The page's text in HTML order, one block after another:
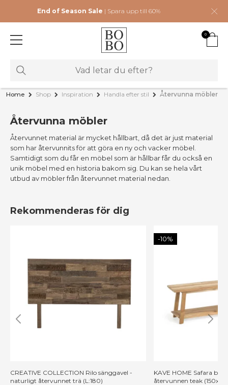
End of Season Sale | Spara upp till 60%
0
Home Shop Inspiration Handla efter stil Återvunna möbler
Återvunna möbler
Återvunnet material är mycket hållbart, då det är just material
som har återvunnits för att göra en ny och vacker möbel.
Samtidigt som du får en möbel som är hållbar får du också en
unik möbel med en historia bakom sig. Du kan se hela vårt
utbud av möbler från återvunnet material nedan.
Rekommenderas för dig
CREATIVE COLLECTION Rilo sänggavel -
naturligt återvunnet trä (L:180)
-10%
KAVE HOME Safara
återvunnen teak (150x32)